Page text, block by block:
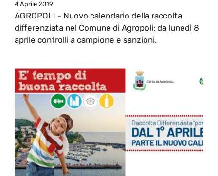
4 Aprile 2019
AGROPOLI - Nuovo calendario della raccolta
differenziata nel Comune di Agropoli: da lunedì 8
aprile controlli a campione e sanzioni.